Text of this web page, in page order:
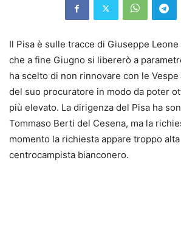
Il Pisa è sulle tracce di Giuseppe
che a fine Giugno si libererò a
ha scelto di non rinnovare con le
del suo procuratore in modo da poter
più elevato. La dirigenza del Pisa ha
Tommaso Berti del Cesena, ma la
momento la richiesta appare troppo
centrocampista bianconero.